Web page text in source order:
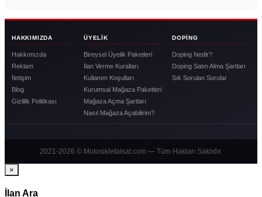
HAKKIMIZDA
Hakkımızda
Reklam
İletişim
Blog
Gizlilik Politikası
ÜYELIK
Bireysel Üyelik Paketleri
İlan Verme Kuralları
Kullanım Koşulları
Kurumsal Mağaza Paketleri
Mağaza Açma Şartları
Nasıl Mağaza Açabilirim?
DOPING
Doping Nedir?
Doping Satın Alma Şartları
Sık Sorulan Sorular
2021-2026 © Motosikletalsat.com — Tüm Hakları Saklıdır.
×
İlan Ara